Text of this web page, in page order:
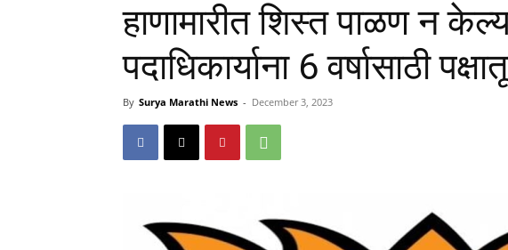
हाणामारीत शिस्त पाळण न
पदाधिकार्याना 6 वर्षासाठी
By Surya Marathi News - December 3, 2023